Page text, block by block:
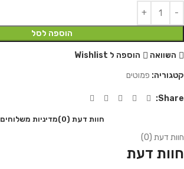
הוספה לסל
השוואה
הוספה ל Wishlist
קטגוריה: פמוטים
Share:
חוות דעת (0) מדיניות משלוחים
חוות דעת (0)
חוות דעת